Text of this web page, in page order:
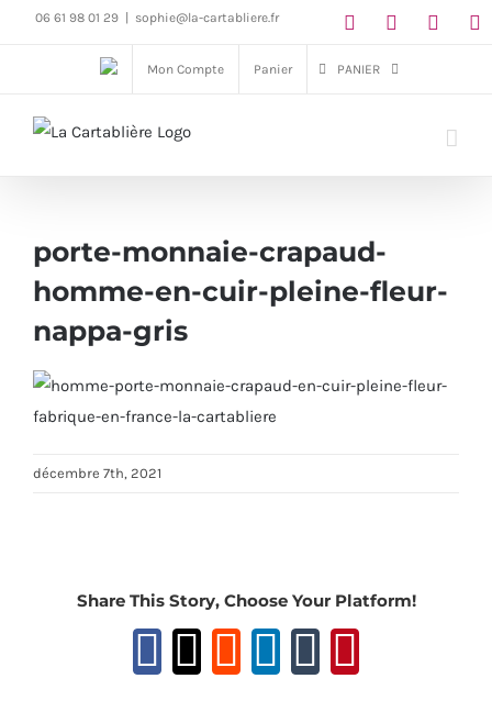
Passer06 61 98 01 29 sophie@la-cartabliere.fr
Mon Compte Panier PANIER
porte-monnaie-crapaud-
homme-en-cuir-pleine-fleur-
nappa-gris
décembre 7th, 2021
Share This Story, Choose Your Platform!
Facebook
XReddit
LinkedIn
Tumblr